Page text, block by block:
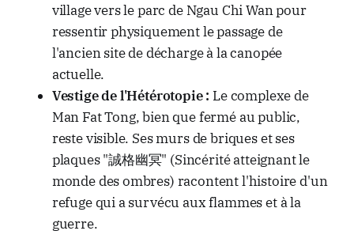
village vers le parc de Ngau Chi Wan pour
ressentir physiquement le passage de
l'ancien site de décharge à la canopée
actuelle.
Vestige de l'Hétérotopie : Le complexe de
Man Fat Tong, bien que fermé au public,
reste visible. Ses murs de briques et ses
plaques "誠格幽冥" (Sincérité atteignant le
monde des ombres) racontent l'histoire d'un
refuge qui a survécu aux flammes et à la
guerre.